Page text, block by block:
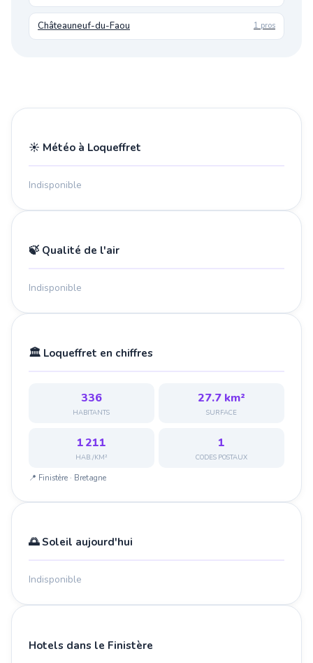
Châteauneuf-du-Faou 1 pros
☀️ Météo à Loqueffret
Indisponible
🍃 Qualité de l'air
Indisponible
🏛️ Loqueffret en chiffres
336
HABITANTS
27.7 km²
SURFACE
1 211
HAB./KM²
1
CODES POSTAUX
📍 Finistère · Bretagne
🌅 Soleil aujourd'hui
Indisponible
Hotels dans le Finistère